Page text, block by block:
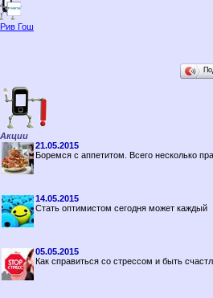
Рив Гош
Акции
21.05.2015
Боремся с аппетитом. Всего несколько
14.05.2015
Стать оптимистом сегодня может каждый
05.05.2015
Как справиться со стрессом и быть